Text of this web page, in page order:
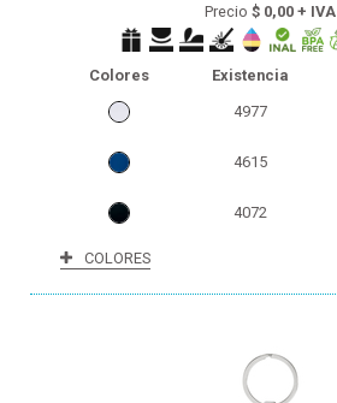
Precio $ 0,00 + IVA
Colores Existencia
4977
4615
4072
3229
COLORES